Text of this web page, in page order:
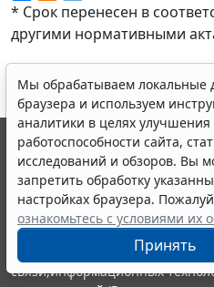
* Срок перенесен в
другими нормативными
Мы обрабатываем локальные
браузера и используем
аналитики в целях
работоспособности сайта,
исследований и обзоров. Вы
запретить обработку
настройках браузера.
ознакомьтесь с условиями их
Принять
© ООО "НПП "ГАРАНТ-СЕРВИС",
выпускается с 1990 года.
являются участниками
информации ГАРАНТ.
Портал ГАРАНТ.РУ
издания Федеральной
связи,информационных